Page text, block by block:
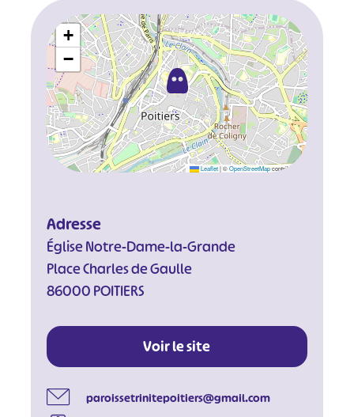
+
−
Leaflet |©OpenStreetMapcontributors
Adresse
Église Notre-Dame-la-Grande
Place Charles de Gaulle
86000 POITIERS
Voir le site
paroissetrinitepoitiers@gmail.com